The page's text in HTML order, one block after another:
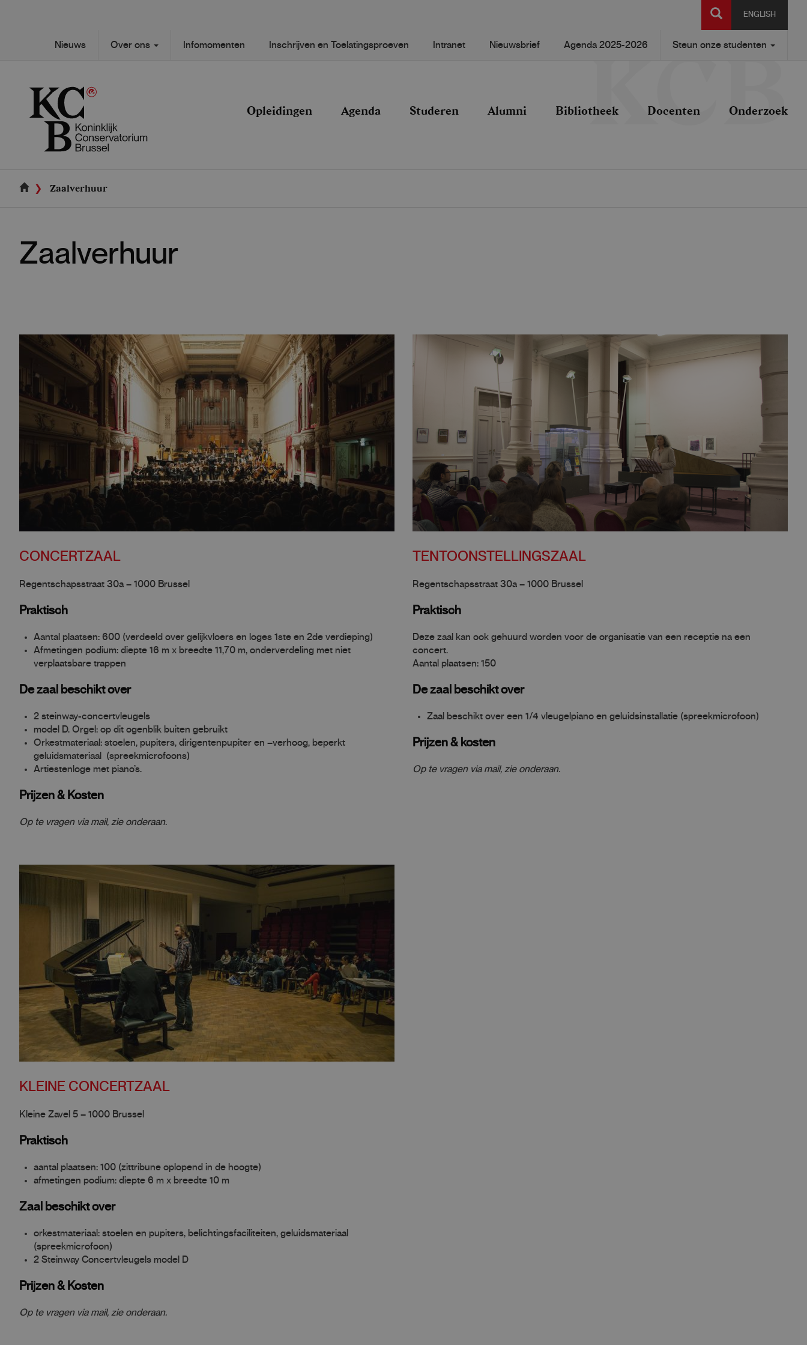
ENGLISH
SEARCH
Secondary
navigation
Nieuws Over ons Infomomenten Inschrijven en Toelatingsproeven Intranet Nieuwsbrief Agenda 2025-2026 Steun onze studenten
navigation
Opleidingen Agenda Studeren Alumni Bibliotheek Docenten Onderzoek
Zaalverhuur
Zaalverhuur
CONCERTZAAL
Regentschapsstraat 30a – 1000 Brussel
Praktisch
Aantal plaatsen: 600 (verdeeld over gelijkvloers en loges 1ste en 2de verdieping)
Afmetingen podium: diepte 16 m x breedte 11,70 m, onderverdeling met niet
verplaatsbare trappen
De zaal beschikt over
2 steinway-concertvleugels
model D. Orgel: op dit ogenblik buiten gebruikt
Orkestmateriaal: stoelen, pupiters, dirigentenpupiter en –verhoog, beperkt
geluidsmateriaal (spreekmicrofoons)
Artiestenloge met piano’s.
Prijzen & Kosten
Op te vragen via mail, zie onderaan.
TENTOONSTELLINGSZAAL
Regentschapsstraat 30a – 1000 Brussel
Praktisch
Deze zaal kan ook gehuurd worden voor de organisatie van een receptie na een
concert.
Aantal plaatsen: 150
De zaal beschikt over
Zaal beschikt over een 1/4 vleugelpiano en geluidsinstallatie (spreekmicrofoon)
Prijzen & kosten
Op te vragen via mail, zie onderaan.
KLEINE CONCERTZAAL
Kleine Zavel 5 – 1000 Brussel
Praktisch
aantal plaatsen: 100 (zittribune oplopend in de hoogte)
afmetingen podium: diepte 6 m x breedte 10 m
Zaal beschikt over
orkestmateriaal: stoelen en pupiters, belichtingsfaciliteiten, geluidsmateriaal
(spreekmicrofoon)
2 Steinway Concertvleugels model D
Prijzen & Kosten
Op te vragen via mail, zie onderaan.